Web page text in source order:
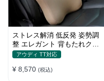
ストレス解消 低反発 姿勢調
整 エレガント 背もたれクッ
ション メモリ綿 車 高品質 四
アウディ TT対応
¥ 8,570 (税込)